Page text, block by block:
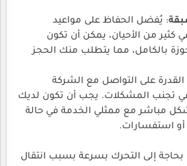
: يُفضل الحفاظ على مواعيد
من الأحيان، يمكن أن تكون
بالكامل، مما يتطلب منك الحجز
القدرة على التواصل مع الشركة
تجنب المشكلات. يجب أن تكون لديك
مباشر مع ممثلي الخدمة في حالة
استفسارات.
بحاجة إلى التحرك بسرعة بسبب انتقال